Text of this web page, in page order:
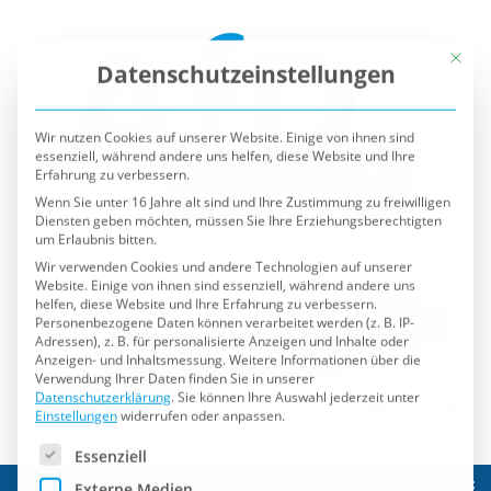
Wir nutzen Cookies auf unserer Website. Einige von ihnen sind
essenziell, während andere uns helfen, diese Website und Ihre
Erfahrung zu verbessern.
Wenn Sie unter 16 Jahre alt sind und Ihre Zustimmung zu freiwilligen
Diensten geben möchten, müssen Sie Ihre Erziehungsberechtigten
um Erlaubnis bitten.
Wir verwenden Cookies und andere Technologien auf unserer
Website. Einige von ihnen sind essenziell, während andere uns
helfen, diese Website und Ihre Erfahrung zu verbessern.
Personenbezogene Daten können verarbeitet werden (z. B. IP-
Adressen), z. B. für personalisierte Anzeigen und Inhalte oder
Anzeigen- und Inhaltsmessung.Weitere Informationen über die
Verwendung Ihrer Daten finden Sie in unserer
Datenschutzerklärung. Sie können Ihre Auswahl jederzeit unter
Einstellungenwiderrufen oder anpassen.
Es folgt eine Liste der Service-Gruppen, für die eine
Externe Medien